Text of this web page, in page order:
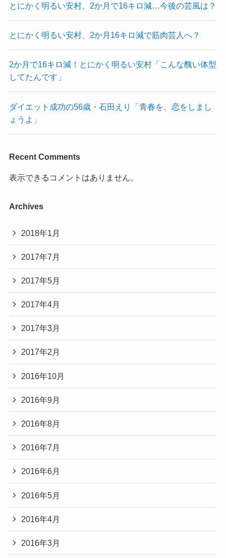
とにかく明るい安村、2か月で16キロ減…今後の芸風は？
とにかく明るい安村、2か月16キロ減で筋肉芸人へ？
2か月で16キロ減！とにかく明るい安村「こんな醜い体型
してたんです」
ダイエット成功の56歳・石田えり「青春を、恋をしまし
ょうよ」
Recent Comments
表示できるコメントはありません。
Archives
2018年1月
2017年7月
2017年5月
2017年4月
2017年3月
2017年2月
2016年10月
2016年9月
2016年8月
2016年7月
2016年6月
2016年5月
2016年4月
2016年3月